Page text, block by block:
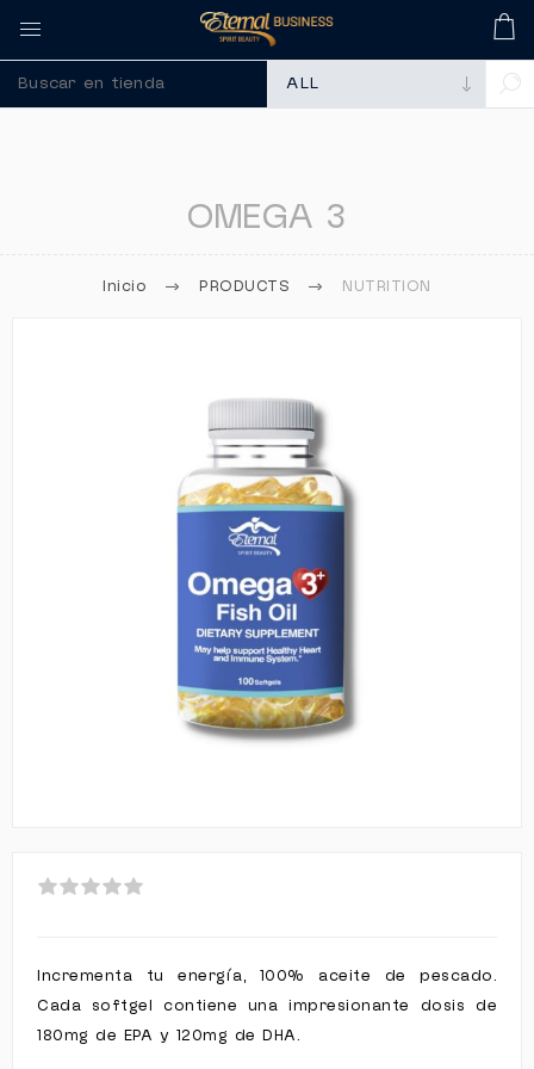
🚀 Recuerda comprar tus
OMEGA 3
Inicio PRODUCTS NUTRITION
Incrementa tu energía, 100% aceite de pescado.
Cada softgel contiene una impresionante dosis de
180mg de EPA y 120mg de DHA.